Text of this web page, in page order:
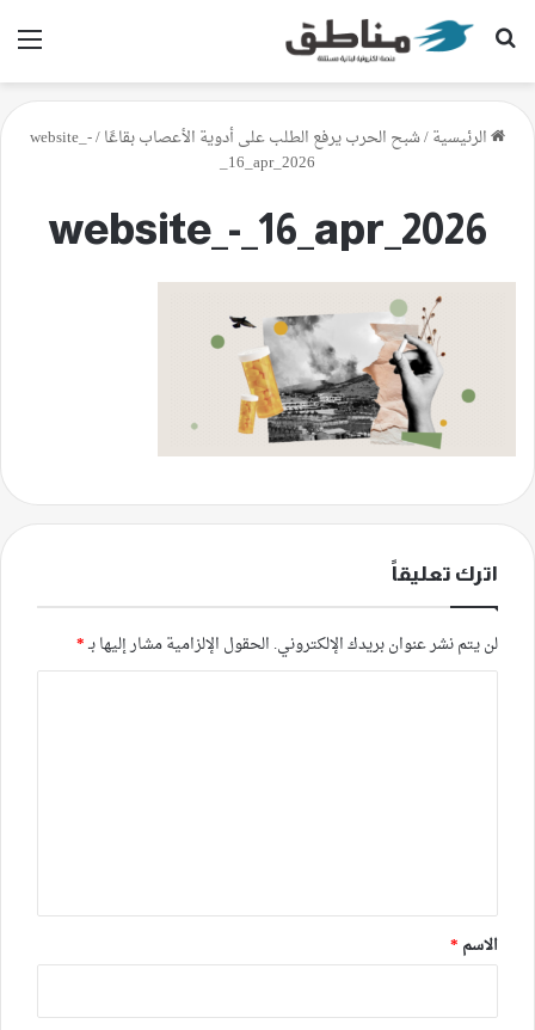
بحث عن
الرئيسية/شبح الحرب يرفع الطلب على أدوية الأعصاب بقاعًا/
website_-
_16_apr_2026
website_-_16_apr_2026
اترك تعليقاً
لن يتم نشر عنوان بريدك الإلكتروني. الحقول الإلزامية مشار إليها بـ*
*
الاسم *